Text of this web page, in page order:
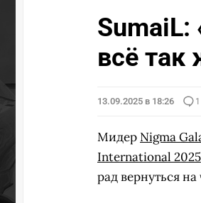
SumaiL:
всё так
13.09.2025 в 18:26 1
Мидер Nigma
International 2025
рад вернуться